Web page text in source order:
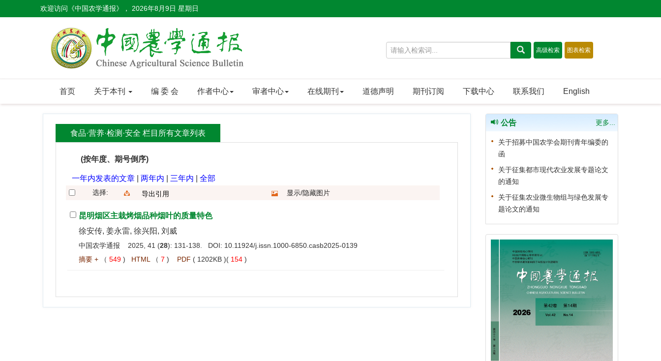
欢迎访问《中国农学通报》， 2026年8月9日 星期日
首页 关于本刊 编 委 会 作者中心 审者中心 在线期刊 道德声明 期刊订阅 下载中心 联系我们 English
食品·营养·检测·安全 栏目所有文章列表
(按年度、期号倒序)
一年内发表的文章 两年内 三年内 全部
选择: 导出引用 显示/隐藏图片
昆明烟区主栽烤烟品种烟叶的质量特色
徐安传, 姜永雷, 徐兴阳, 刘威
中国农学通报 2025, 41 (28): 131-138. DOI: 10.11924/j.issn.1000-6850.casb2025-0139
摘要 + （ 549 ) HTML （ 7 ) PDF ( 1202KB )( 154 )
公告 更多...
关于招募中国农学会期刊青年编委的
函
关于征集都市现代农业发展专题论文
的通知
关于征集农业微生物组与绿色发展专
题论文的通知